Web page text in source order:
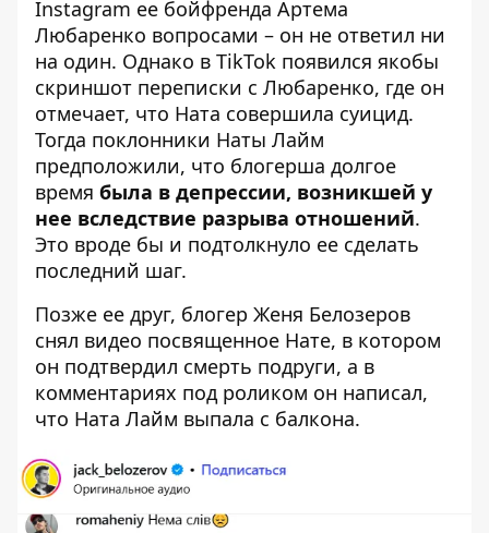
Instagram ее бойфренда Артема
Любаренко вопросами – он не ответил ни
на один. Однако в TikTok появился якобы
скриншот переписки с Любаренко, где он
отмечает, что Ната совершила суицид.
Тогда поклонники Наты Лайм
предположили, что блогерша долгое
время была в депрессии, возникшей у
нее вследствие разрыва отношений.
Это вроде бы и подтолкнуло ее сделать
последний шаг.
Позже ее друг, блогер Женя Белозеров
снял видео посвященное Нате, в котором
он подтвердил смерть подруги, а в
комментариях под роликом он написал,
что Ната Лайм выпала с балкона.